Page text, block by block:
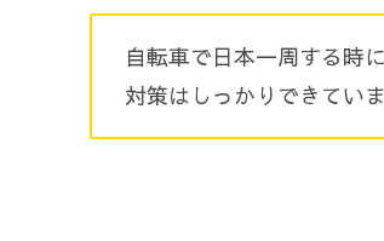
自転車で日本一周する時
対策はしっかりできてい